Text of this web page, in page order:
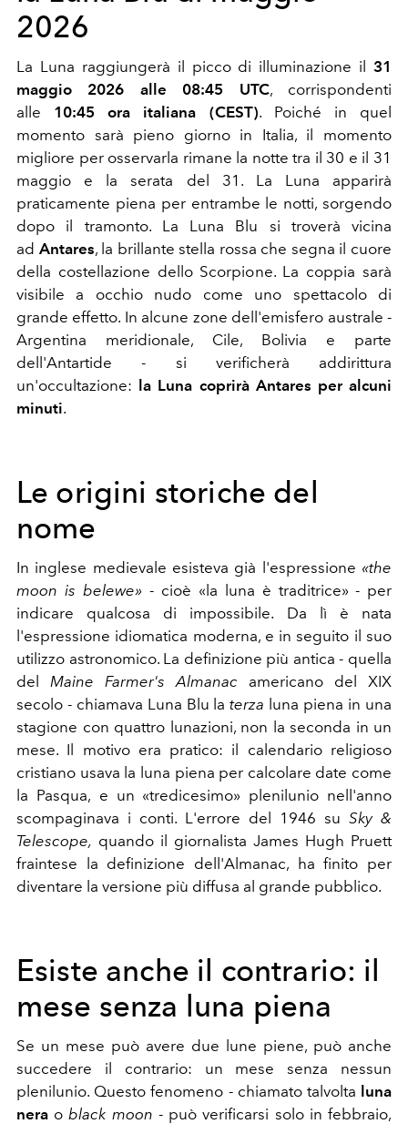
2026
La Luna raggiungerà il picco di illuminazione il 31
maggio 2026 alle 08:45 UTC, corrispondenti
alle
10:45 ora italiana (CEST). Poiché in quel
momento sarà pieno giorno in Italia, il momento
migliore per osservarla rimane la notte tra il 30 e il 31
maggio e la serata del 31. La Luna apparirà
praticamente piena per entrambe le notti, sorgendo
dopo il tramonto. La Luna Blu si troverà vicina
ad Antares, la brillante stella rossa che segna il cuore
della costellazione dello Scorpione. La coppia sarà
visibile a occhio nudo come uno spettacolo di
grande effetto. In alcune zone dell'emisfero australe -
Argentina meridionale, Cile, Bolivia e parte
dell'Antartide - si verificherà addirittura
un'occultazione: la Luna coprirà Antares per alcuni
minuti.
Le origini storiche del
nome
In inglese medievale esisteva già l'espressione «the
moon is belewe» - cioè «la luna è traditrice» - per
indicare qualcosa di impossibile. Da lì è nata
l'espressione idiomatica moderna, e in seguito il suo
utilizzo astronomico. La definizione più antica - quella
del
Maine Farmer's Almanac
americano del XIX
secolo - chiamava Luna Blu la terza luna piena in una
stagione con quattro lunazioni, non la seconda in un
mese. Il motivo era pratico: il calendario religioso
cristiano usava la luna piena per calcolare date come
la Pasqua, e un «tredicesimo» plenilunio nell'anno
scompaginava i conti. L'errore del 1946 su Sky &
Telescope, quando il giornalista James Hugh Pruett
fraintese la definizione dell'Almanac, ha finito per
diventare la versione più diffusa al grande pubblico.
Esiste anche il contrario: il
mese senza luna piena
Se un mese può avere due lune piene, può anche
succedere il contrario: un mese senza nessun
plenilunio. Questo fenomeno - chiamato talvolta luna
nera o black moon - può verificarsi solo in febbraio,